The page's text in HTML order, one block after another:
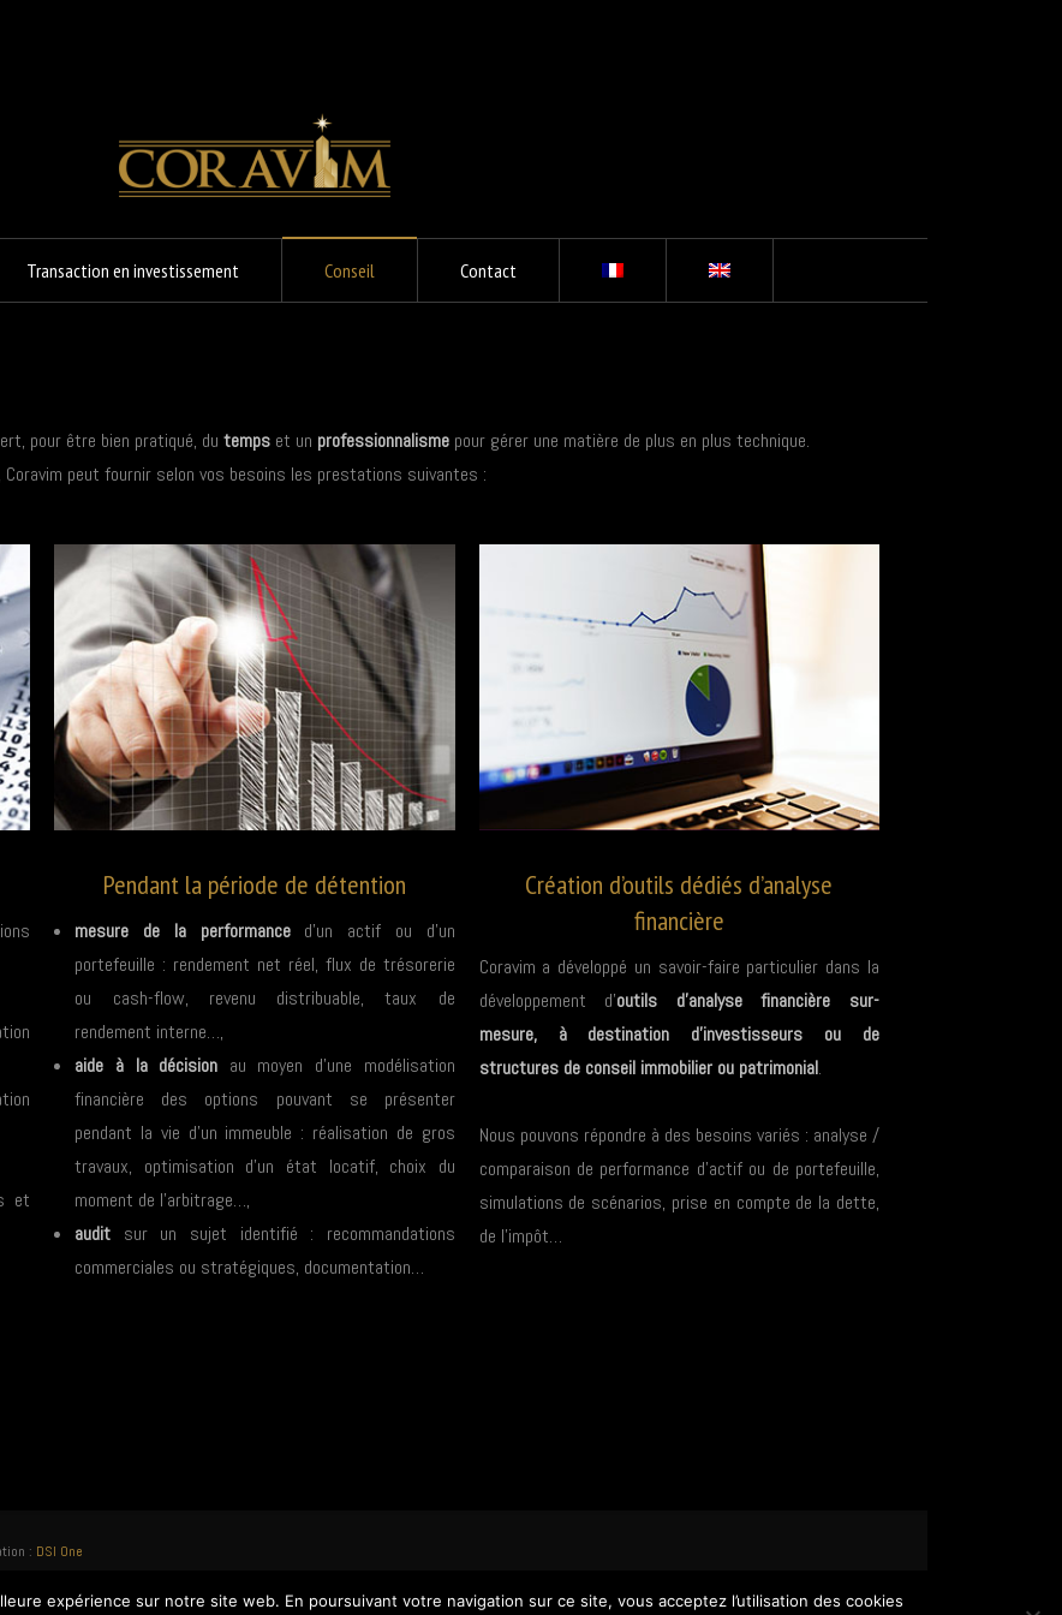
Transaction en investissement Conseil Contact
pour être bien pratiqué, du temps et un professionnalisme pour gérer une matière de plus en plus technique.
peut fournir selon vos besoins les prestations suivantes :
et
Pendant la période de détention
mesure de la performanced'un actif ou d'un
portefeuille : rendement net réel, flux de trésorerie
ou cash-flow, revenu distribuable, taux de
rendement interne…,
aide à la décision au moyen d'une modélisation
financière des options pouvant se présenter
pendant la vie d’un immeuble : réalisation de gros
travaux, optimisation d’un état locatif, choix du
moment de l’arbitrage…,
audit sur un sujet identifié : recommandations
commerciales ou stratégiques, documentation…
Création d’outils dédiés d’analyse
financière
Coravim a développé un savoir-faire particulier dans la
développement d’outils d’analyse financière sur-
mesure, à destination d’investisseurs ou de
structures de conseil immobilier ou patrimonial.
Nous pouvons répondre à des besoins variés : analyse /
comparaison de performance d’actif ou de portefeuille,
simulations de scénarios, prise en compte de la dette,
de l’impôt…
: DSI One
expérience sur notre site web. En poursuivant votre navigation sur ce site, vous acceptez l’utilisation des cookies